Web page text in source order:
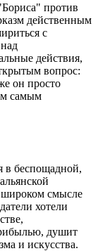
против
действенным
с
действия,
вопрос:
он просто
самым
в беспощадной,
широком смысле
хотели
душит
и искусства.